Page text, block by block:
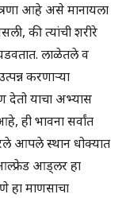
आहे असे मानायला
की त्यांची शरीरे
लाळेतले व
करणाऱ्या
देतो याचा अभ्यास
ही भावना सर्वांत
आपले स्थान धोक्यात
आड्लर हा
हा माणसाचा